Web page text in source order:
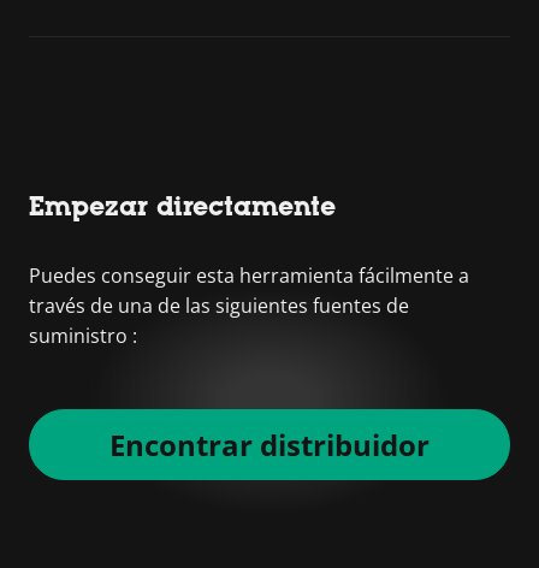
Empezar directamente
Puedes conseguir esta herramienta fácilmente a
través de una de las siguientes fuentes de
suministro :
Encontrar distribuidor